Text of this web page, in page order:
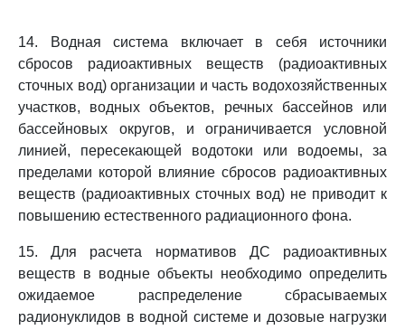
14. Водная система включает в себя источники
сбросов радиоактивных веществ (радиоактивных
сточных вод) организации и часть водохозяйственных
участков, водных объектов, речных бассейнов или
бассейновых округов, и ограничивается условной
линией, пересекающей водотоки или водоемы, за
пределами которой влияние сбросов радиоактивных
веществ (радиоактивных сточных вод) не приводит к
повышению естественного радиационного фона.
15. Для расчета нормативов ДС радиоактивных
веществ в водные объекты необходимо определить
ожидаемое распределение сбрасываемых
радионуклидов в водной системе и дозовые нагрузки